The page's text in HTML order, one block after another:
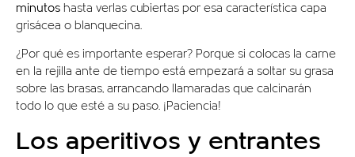
minutos hasta verlas cubiertas por esa característica capa
grisácea o blanquecina.
¿Por qué es importante esperar? Porque si colocas la carne
en la rejilla ante de tiempo está empezará a soltar su grasa
sobre las brasas, arrancando llamaradas que calcinarán
todo lo que esté a su paso. ¡Paciencia!
Los aperitivos y entrantes